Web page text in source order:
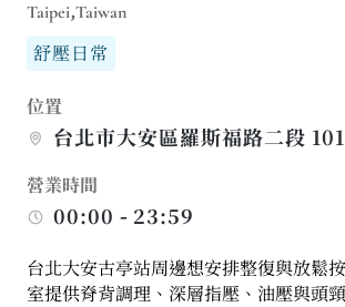
Taipei,Taiwan
舒壓日常
位置
台北市大安區羅斯福路二段
營業時間
00:00 - 23:59
台北大安古亭站周邊想安排整復與放鬆
室提供脊背調理、深層指壓、油壓與頭